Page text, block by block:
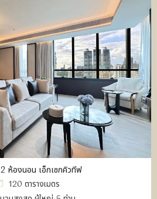
ห้องนอน เอ็กเซกคิวทีฟ
120 ตารางเมตร